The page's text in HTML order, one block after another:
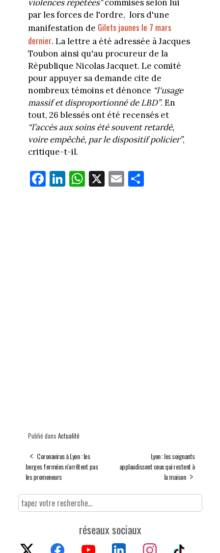
violences répétées"commises selon lui
par les forces de l'ordre, lors d'une
manifestation de Gilets jaunes le 7 mars
dernier. La lettre a été adressée à Jacques
Toubon ainsi qu'au procureur de la
République Nicolas Jacquet. Le comité
pour appuyer sa demande cite de
nombreux témoins et dénonce “l'usage
massif et disproportionné de LBD”. En
tout, 26 blessés ont été recensés et
“l’accès aux soins été souvent retardé,
voire empêché, par le dispositif policier”,
critique-t-il.
Fa
ce
Li
nk
W
ha
X E
m
Pa
Publié dans Actualité
Coronavirus à Lyon : les
berges fermées n'arrêtent pas
les promeneurs
Lyon : les soignants
applaudissent ceux qui restent à
la maison
réseaux sociaux